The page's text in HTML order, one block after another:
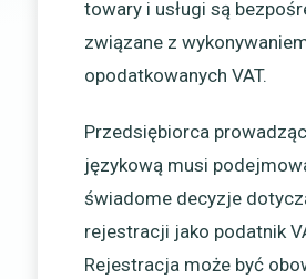
towary i usługi są
związane z
opodatkowanych VAT.
Przedsiębiorca
językową musi
świadome decyzje
rejestracji jako podatnik
Rejestracja może być